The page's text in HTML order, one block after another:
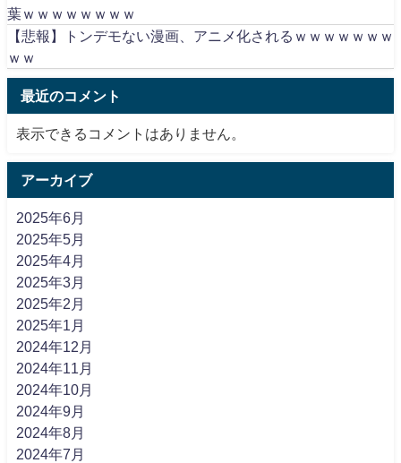
葉ｗｗｗｗｗｗｗｗ
【悲報】トンデモない漫画、アニメ化されるｗｗｗｗｗｗｗ
ｗｗ
最近のコメント
表示できるコメントはありません。
アーカイブ
2025年6月
2025年5月
2025年4月
2025年3月
2025年2月
2025年1月
2024年12月
2024年11月
2024年10月
2024年9月
2024年8月
2024年7月